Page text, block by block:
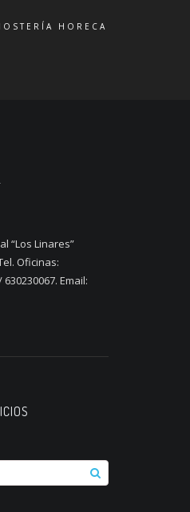
HORECA
“Los Linares”
Oficinas:
Email: